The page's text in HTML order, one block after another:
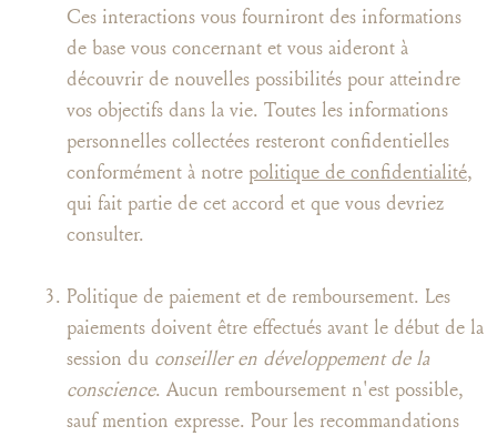
Ces interactions vous fourniront des informations
de base vous concernant et vous aideront à
découvrir de nouvelles possibilités pour atteindre
vos objectifs dans la vie. Toutes les informations
personnelles collectées resteront confidentielles
conformément à notre politique de confidentialité,
qui fait partie de cet accord et que vous devriez
consulter.
Politique de paiement et de remboursement. Les
paiements doivent être effectués avant le début de la
session du conseiller en développement de la
conscience. Aucun remboursement n'est possible,
sauf mention expresse. Pour les recommandations